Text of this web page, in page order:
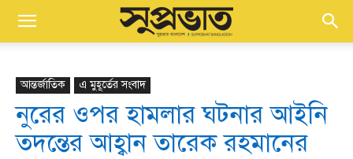
আন্তর্জাতিক এ মুহূর্তের সংবাদ
নুরের ওপর হামলার ঘটনার আইনি
তদন্তের আহ্বান তারেক রহমানের